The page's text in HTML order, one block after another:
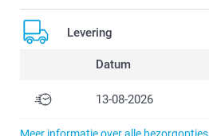
Levering
Datum
13-08-2026
Meer informatie over alle bezorgopties